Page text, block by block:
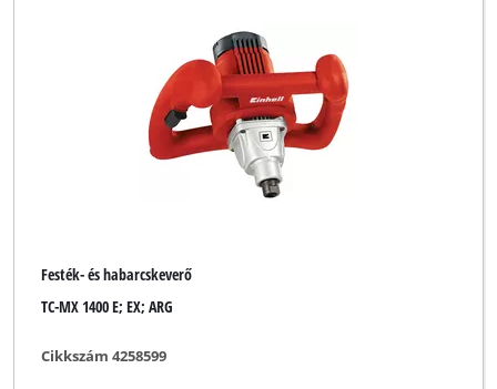
Festék- és habarcskeverő
TC-MX 1400 E; EX; ARG
Cikkszám 4258599